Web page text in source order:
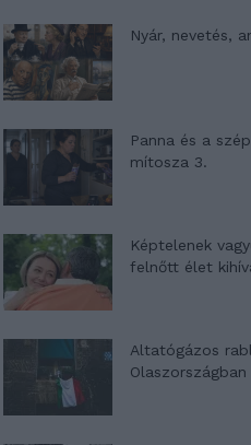
Nyár, nevetés,
Panna és a
mítosza 3.
Képtelenek
felnőtt élet
Altatógázos
Olaszországban